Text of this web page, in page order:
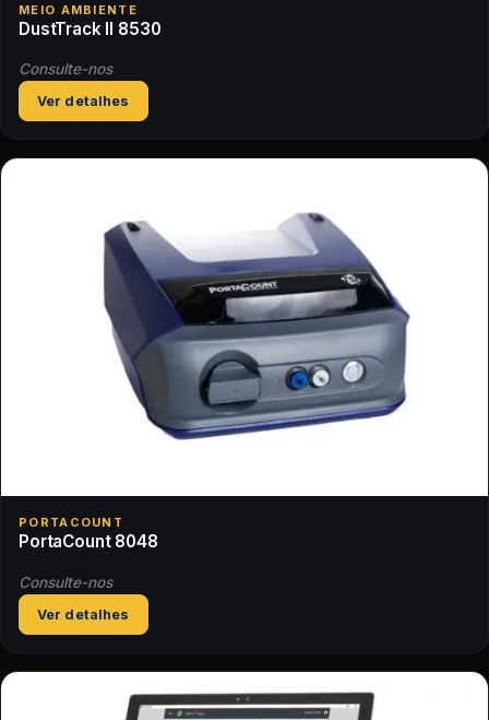
MEIO AMBIENTE
DustTrack II 8530
Consulte-nos
Ver detalhes
PORTACOUNT
PortaCount 8048
Consulte-nos
Ver detalhes